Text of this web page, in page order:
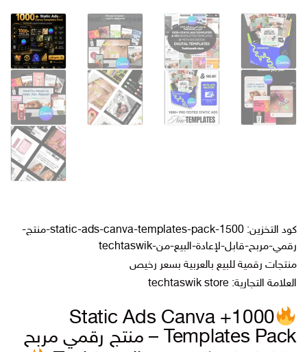
كود التخزين:
1500-static-ads-canva-templates-pack-منتج-
رقمي-مربح-قابل-لإعادة-البيع-من-techtaswik
منتجات رقمية للبيع بالعربية بسعر رخيص
العلامة التجارية: techtaswik store
1000+ Static Ads Canva
Templates Pack – منتج رقمي مربح